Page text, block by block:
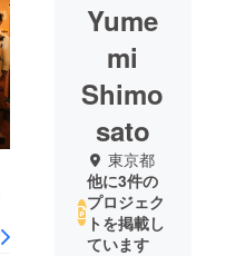
Yume
mi
Shimo
sato
東京都
他に3件の
プロジェク
トを掲載し
ています